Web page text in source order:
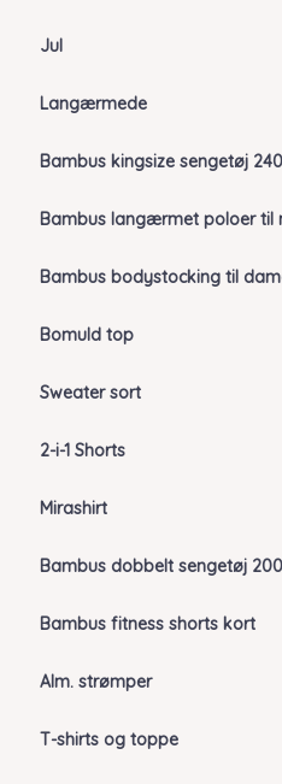
Jul
Langærmede
Bambus kingsize sengetøj
Bambus langærmet poloer til
Bambus bodystocking til
Bomuld top
Sweater sort
2-i-1 Shorts
Mirashirt
Bambus dobbelt sengetøj
Bambus fitness shorts kort
Alm. strømper
T-shirts og toppe